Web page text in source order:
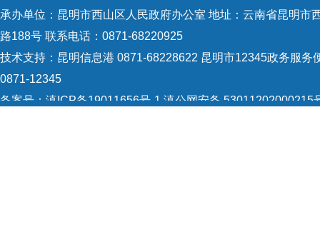
承办单位：昆明市西山区人民政府办公室 地址：云南省昆明市
路188号 联系电话：0871-68220925
技术支持： 昆明信息港 0871-68228622 昆明市12345政务服务
0871-12345
备案号： 滇ICP备19011656号-1 滇公网安备 53011202000215